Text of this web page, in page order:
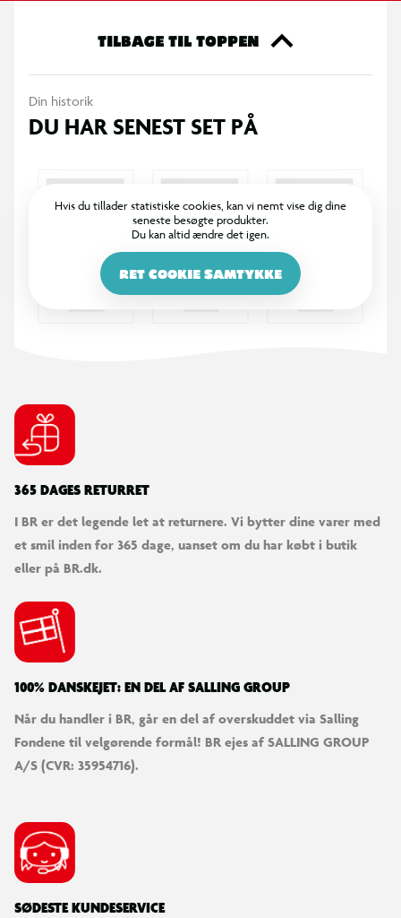
TILBAGE TIL TOPPEN
Din historik
DU HAR SENEST SET PÅ
Hvis du tillader statistiske cookies, kan vi nemt vise dig dine
seneste besøgte produkter.
Du kan altid ændre det igen.
RET COOKIE SAMTYKKE
365 DAGES RETURRET
I BR er det legende let at returnere. Vi bytter dine varer med
et smil inden for 365 dage, uanset om du har købt i butik
eller på BR.dk.
100% DANSKEJET: EN DEL AF SALLING GROUP
Når du handler i BR, går en del af overskuddet via Salling
Fondene til velgørende formål! BR ejes af SALLING GROUP
A/S (CVR: 35954716).
SØDESTE KUNDESERVICE